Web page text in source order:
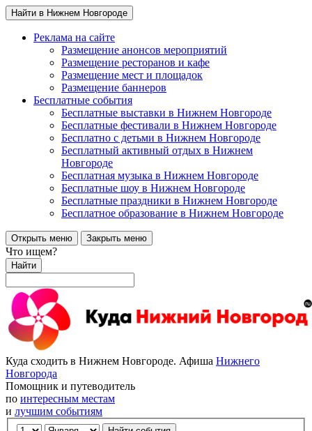
Найти в Нижнем Новгороде
Реклама на сайте
Размещение анонсов мероприятий
Размещение ресторанов и кафе
Размещение мест и площадок
Размещение баннеров
Бесплатные события
Бесплатные выставки в Нижнем Новгороде
Бесплатные фестивали в Нижнем Новгороде
Бесплатно с детьми в Нижнем Новгороде
Бесплатный активный отдых в Нижнем
Новгороде
Бесплатная музыка в Нижнем Новгороде
Бесплатные шоу в Нижнем Новгороде
Бесплатные праздники в Нижнем Новгороде
Бесплатное образование в Нижнем Новгороде
Открыть меню Закрыть меню
Что ищем?
Найти
Куда сходить в Нижнем Новгороде. Афиша Нижнего
Новгорода
Помощник и путеводитель
по интересным местам
и лучшим событиям